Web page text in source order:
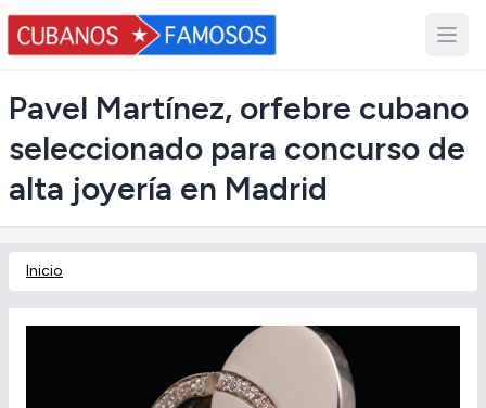
Pavel Martínez, orfebre cubano
seleccionado para concurso de
alta joyería en Madrid
Inicio